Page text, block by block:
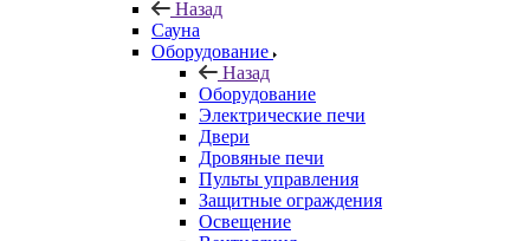
Назад
Сауна
Оборудование
Назад
Оборудование
Электрические печи
Двери
Дровяные печи
Пульты управления
Защитные ограждения
Освещение